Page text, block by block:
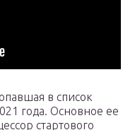
в список
года. Основное ее
стартового